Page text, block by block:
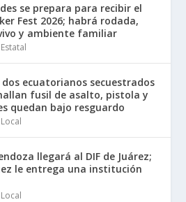
se prepara para recibir el
Fest 2026; habrá rodada,
y ambiente familiar
Estatal
dos ecuatorianos secuestrados
fusil de asalto, pistola y
quedan bajo resguardo
Local
llegará al DIF de Juárez;
le entrega una institución
Local